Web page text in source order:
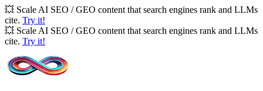
💥 Scale AI SEO / GEO content that search engines rank and LLMs
cite. Try it!
💥 Scale AI SEO / GEO content that search engines rank and LLMs
cite. Try it!